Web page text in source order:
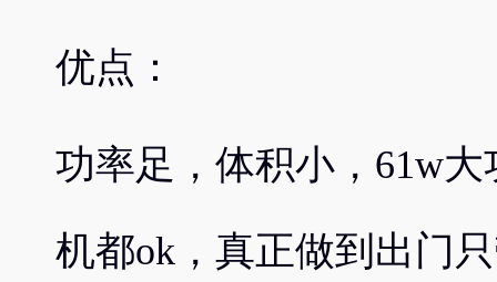
优点：
功率足，体积小，61w
机都ok，真正做到出门